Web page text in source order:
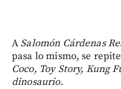
A Salomón Cárdenas
pasa lo mismo, se
Coco, Toy Story, Kung
dinosaurio.